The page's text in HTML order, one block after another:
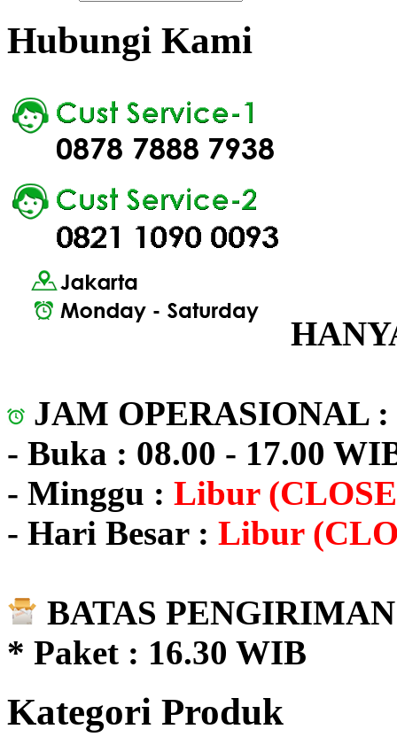
Hubungi Kami
JAM OPERASIONAL :
- Buka : 08.00 - 17.00
- Minggu : Libur
- Hari Besar : Libur
BATAS
* Paket : 16.30 WIB
Kategori Produk